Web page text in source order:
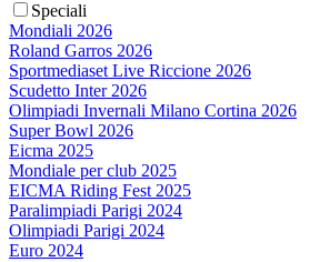
Speciali
Mondiali 2026
Roland Garros 2026
Sportmediaset Live Riccione 2026
Scudetto Inter 2026
Olimpiadi Invernali Milano Cortina 2026
Super Bowl 2026
Eicma 2025
Mondiale per club 2025
EICMA Riding Fest 2025
Paralimpiadi Parigi 2024
Olimpiadi Parigi 2024
Euro 2024